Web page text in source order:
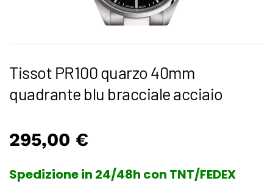
Tissot PR100 quarzo 40mm
quadrante blu bracciale acciaio
295,00 €
Spedizione in 24/48h con TNT/FEDEX